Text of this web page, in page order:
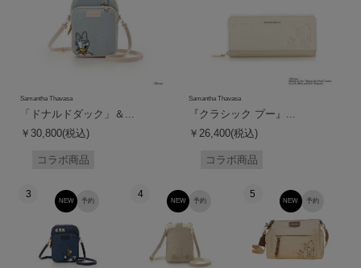
Samantha Thavasa
「ドナルドダック」＆...
￥30,800(税込)
コラボ商品
Samantha Thavasa
『クラシック プー』...
￥26,400(税込)
コラボ商品
3
予約
NEW
4
予約
NEW
5
予約
NEW